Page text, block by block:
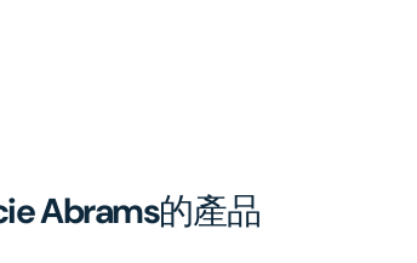
Abrams的產品